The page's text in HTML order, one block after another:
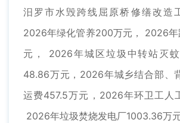
汨罗市水毁跨线屈原桥修缮改造
2026年绿化管养200万元， 2026
元， 2026年城区垃圾中转站灭
48.86万元，2026年城乡结合部、
运费457.5万元，2026年环卫工人
2026年垃圾焚烧发电厂1003.36万